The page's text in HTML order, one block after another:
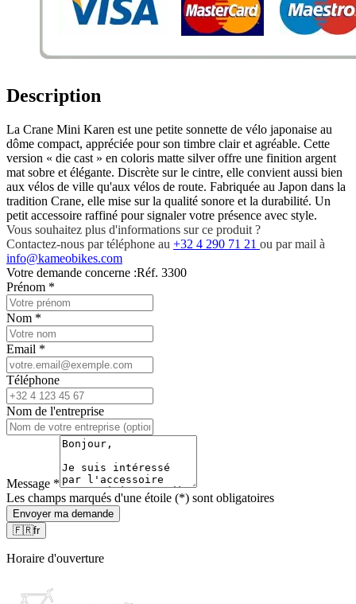
Description
La Crane Mini Karen est une petite sonnette de vélo japonaise au
dôme compact, appréciée pour son timbre clair et agréable. Cette
version « die cast » en coloris matte silver offre une finition argent
mat sobre et élégante. Discrète sur le cintre, elle convient aussi bien
aux vélos de ville qu'aux vélos de route. Fabriquée au Japon dans la
tradition Crane, elle mise sur la qualité sonore et la durabilité. Un
petit accessoire raffiné pour signaler votre présence avec style.
Vous souhaitez plus d'informations sur ce produit ?
Contactez-nous par téléphone au +32 4 290 71 21 ou par mail à
info@kameobikes.com
Votre demande concerne :Réf. 3300
Prénom *
Nom *
Email *
Téléphone
Nom de l'entreprise
Message *
Les champs marqués d'une étoile (*) sont obligatoires
Envoyer ma demande
🇫🇷fr
Horaire d'ouverture